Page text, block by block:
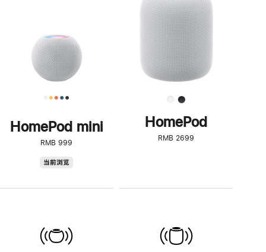
HomePod mini
RMB 999
当前浏览
了
解
HomePod<
HomePod
RMB 2699